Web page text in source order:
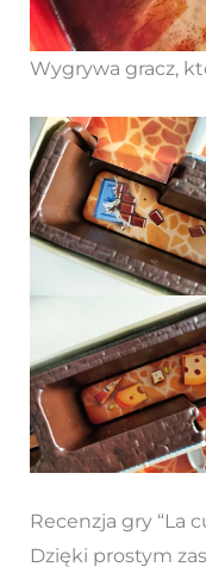
Wygrywa gracz,
Recenzja gry “La
Dzięki prostym